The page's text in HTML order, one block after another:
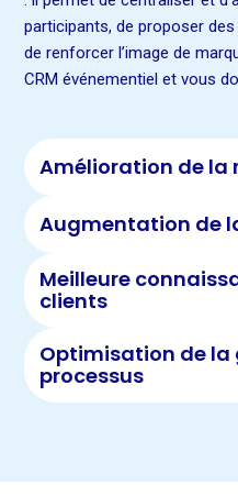
participants, de proposer
de renforcer l’image de
CRM événementiel et vous
Amélioration de la
Augmentation de
Meilleure
clients
Optimisation de la
processus